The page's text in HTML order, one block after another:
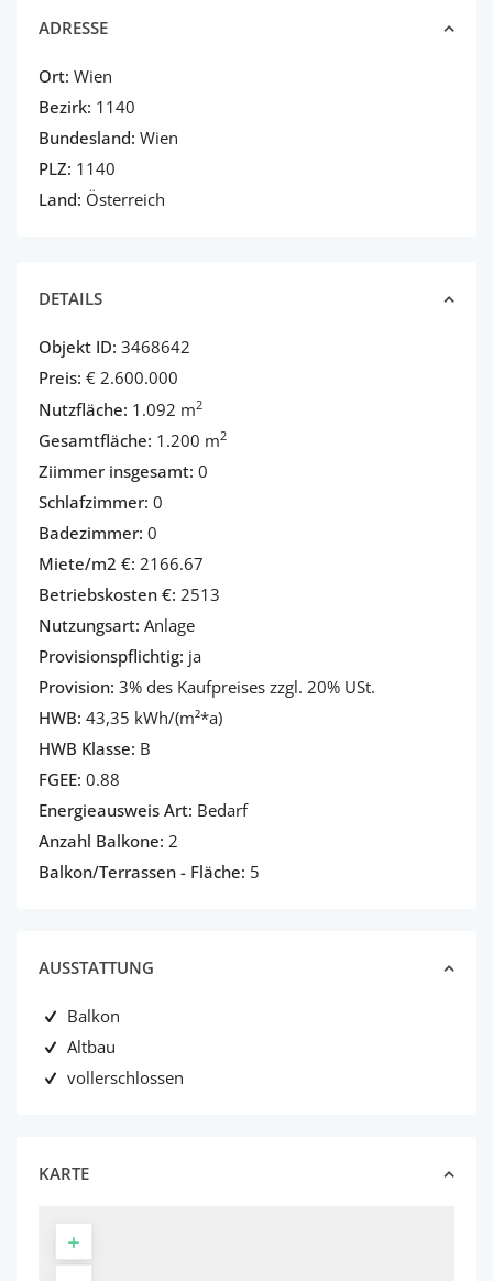
ADRESSE
Ort: Wien
Bezirk: 1140
Bundesland: Wien
PLZ: 1140
Land: Österreich
DETAILS
Objekt ID: 3468642
Preis: € 2.600.000
Nutzfläche: 1.092 m2
Gesamtfläche: 1.200 m2
Ziimmer insgesamt: 0
Schlafzimmer: 0
Badezimmer: 0
Miete/m2 €: 2166.67
Betriebskosten €: 2513
Nutzungsart: Anlage
Provisionspflichtig: ja
Provision: 3% des Kaufpreises zzgl. 20% USt.
HWB: 43,35 kWh/(m²*a)
HWB Klasse: B
FGEE: 0.88
Energieausweis Art: Bedarf
Anzahl Balkone: 2
Balkon/Terrassen - Fläche: 5
AUSSTATTUNG
Balkon
Altbau
vollerschlossen
KARTE